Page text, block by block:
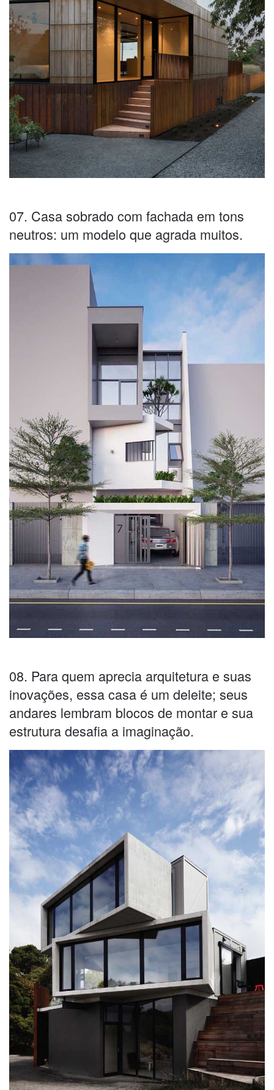
07. Casa sobrado com fachada em tons
neutros: um modelo que agrada muitos.
08. Para quem aprecia arquitetura e suas
inovações, essa casa é um deleite; seus
andares lembram blocos de montar e sua
estrutura desafia a imaginação.